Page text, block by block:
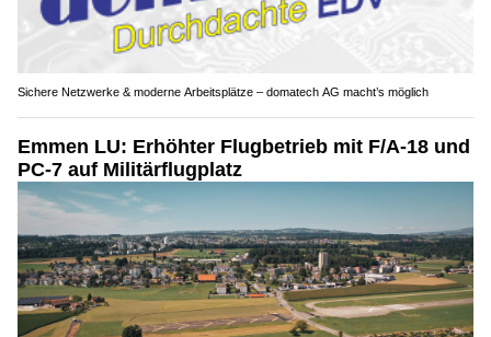
Sichere Netzwerke & moderne Arbeitsplätze – domatech AG macht’s möglich
Emmen LU: Erhöhter Flugbetrieb mit F/A-18 und
PC-7 auf Militärflugplatz